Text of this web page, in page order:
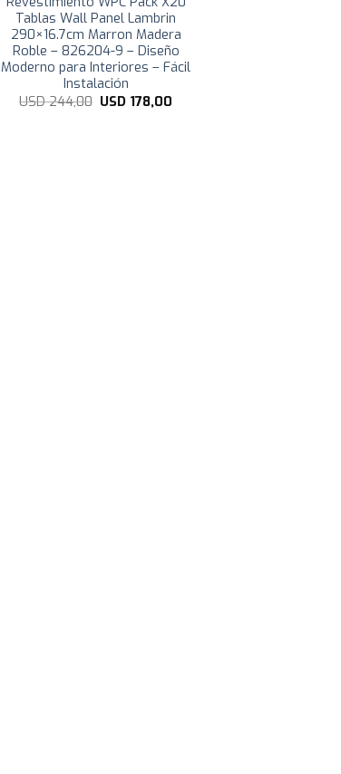
Tablas Wall Panel Lambrin
290×16.7cm Marron Madera
Roble – 826204-9 – Diseño
Moderno para Interiores – Fácil
Instalación
USD244,00 El
USD 178,00